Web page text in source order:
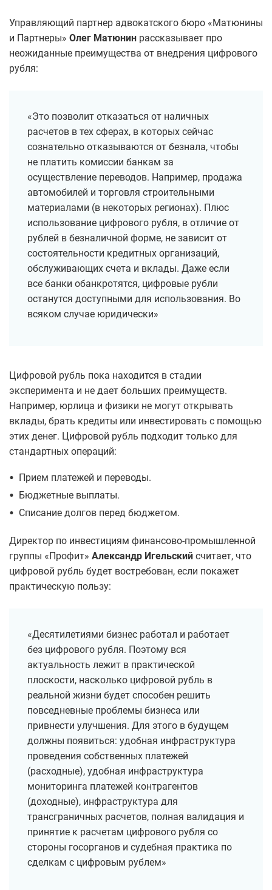
Управляющий партнер адвокатского бюро «Матюнины
и Партнеры» Олег Матюнин рассказывает про
неожиданные преимущества от внедрения цифрового
рубля:
«Это позволит отказаться от наличных
расчетов в тех сферах, в которых сейчас
сознательно отказываются от безнала, чтобы
не платить комиссии банкам за
осуществление переводов. Например, продажа
автомобилей и торговля строительными
материалами (в некоторых регионах). Плюс
использование цифрового рубля, в отличие от
рублей в безналичной форме, не зависит от
состоятельности кредитных организаций,
обслуживающих счета и вклады. Даже если
все банки обанкротятся, цифровые рубли
останутся доступными для использования. Во
всяком случае юридически»
Цифровой рубль пока находится в стадии
эксперимента и не дает больших преимуществ.
Например, юрлица и физики не могут открывать
вклады, брать кредиты или инвестировать с помощью
этих денег. Цифровой рубль подходит только для
стандартных операций:
• Прием платежей и переводы.
• Бюджетные выплаты.
• Списание долгов перед бюджетом.
Директор по инвестициям финансово-промышленной
группы «Профит» Александр Игельский считает, что
цифровой рубль будет востребован, если покажет
практическую пользу:
«Десятилетиями бизнес работал и работает
без цифрового рубля. Поэтому вся
актуальность лежит в практической
плоскости, насколько цифровой рубль в
реальной жизни будет способен решить
повседневные проблемы бизнеса или
привнести улучшения. Для этого в будущем
должны появиться: удобная инфраструктура
проведения собственных платежей
(расходные), удобная инфраструктура
мониторинга платежей контрагентов
(доходные), инфраструктура для
трансграничных расчетов, полная валидация и
принятие к расчетам цифрового рубля со
стороны госорганов и судебная практика по
сделкам с цифровым рублем»